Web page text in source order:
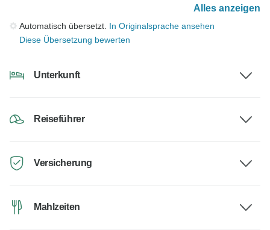
Alles anzeigen
Automatisch übersetzt. In Originalsprache ansehen
Diese Übersetzung bewerten
Unterkunft
Reiseführer
Versicherung
Mahlzeiten